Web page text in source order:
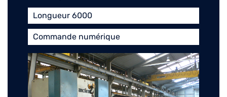
Longueur 6000
Commande numérique